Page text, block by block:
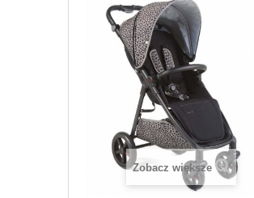
Zobacz większe